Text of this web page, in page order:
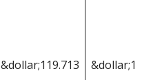
&dollar;119.713